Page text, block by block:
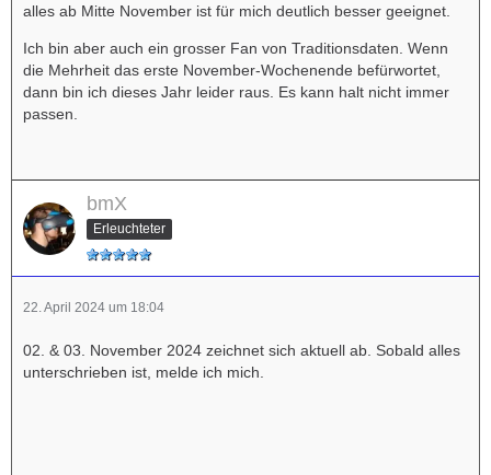
alles ab Mitte November ist für mich deutlich besser geeignet.
Ich bin aber auch ein grosser Fan von Traditionsdaten. Wenn
die Mehrheit das erste November-Wochenende befürwortet,
dann bin ich dieses Jahr leider raus. Es kann halt nicht immer
passen.
bmX
Erleuchteter
22. April 2024 um 18:04
02. & 03. November 2024 zeichnet sich aktuell ab. Sobald alles
unterschrieben ist, melde ich mich.